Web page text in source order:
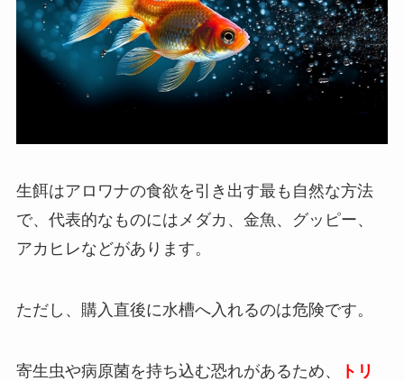
生餌はアロワナの食欲を引き出す最も自然な方法
で、代表的なものにはメダカ、金魚、グッピー、
アカヒレなどがあります。
ただし、購入直後に水槽へ入れるのは危険です。
寄生虫や病原菌を持ち込む恐れがあるため、
トリ